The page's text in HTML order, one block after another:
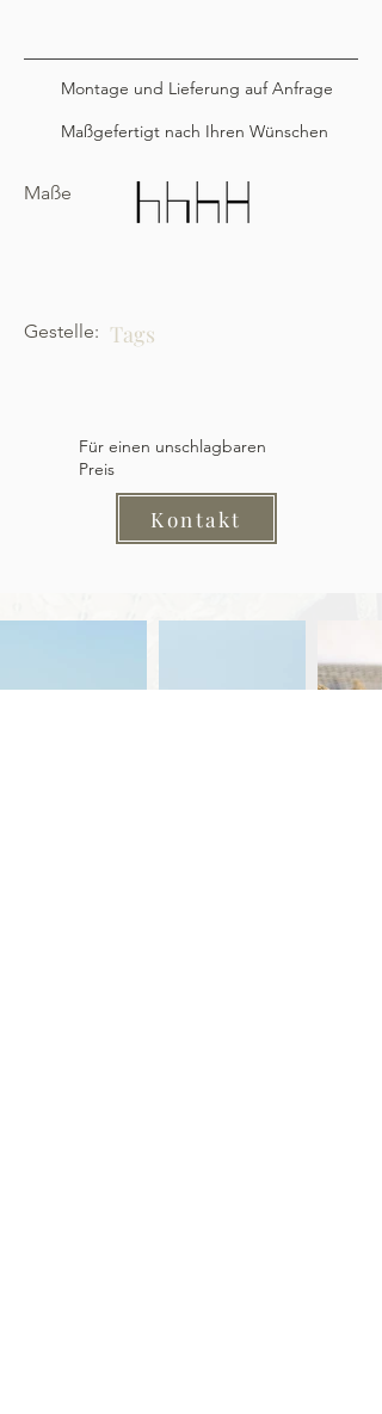
Montage und Lieferung auf Anfrage
Maßgefertigt nach Ihren Wünschen
Maße
Gestelle: Tags
Für einen unschlagbaren
Preis
Kontakt